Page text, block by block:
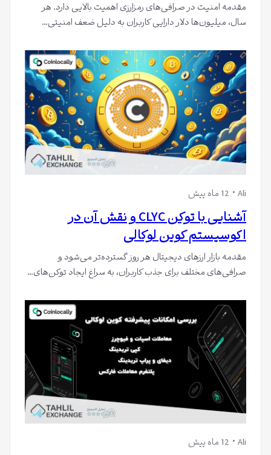
مقدمه امنیت در صرافی‌های رمزارزی اهمیت بالایی دارد. هر
سال، میلیون‌ها دلار دارایی کاربران به دلیل ضعف امنیتی…
Ali 12 ماه پیش
آشنایی با توکن CLYC و نقش آن در
اکوسیستم کوین لوکالی
مقدمه بازار ارزهای دیجیتال هر روز گسترده‌تر می‌شود و
صرافی‌های مختلف برای جذب کاربران، به سراغ ایجاد توکن‌های…
Ali 12 ماه پیش